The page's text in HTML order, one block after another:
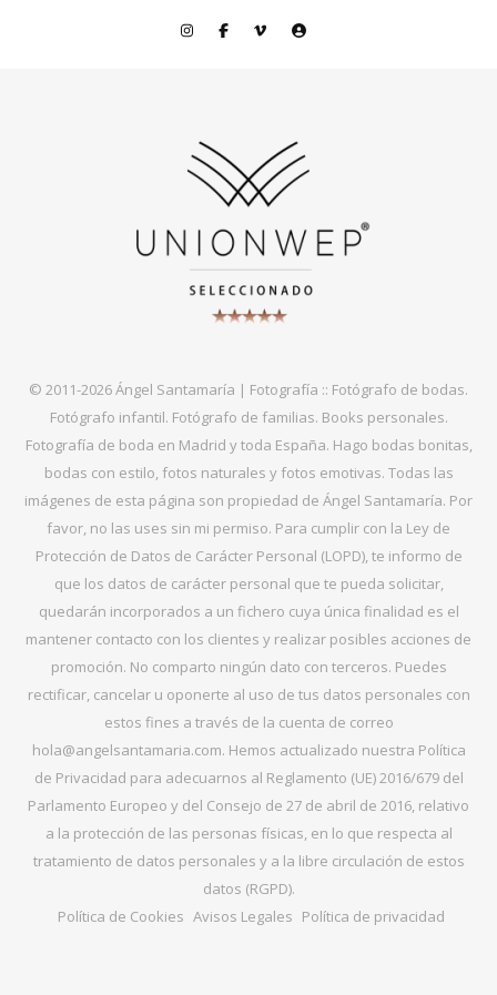
© 2011-2026 Ángel Santamaría | Fotografía :: Fotógrafo de bodas.
Fotógrafo infantil. Fotógrafo de familias. Books personales.
Fotografía de boda en Madrid y toda España. Hago bodas bonitas,
bodas con estilo, fotos naturales y fotos emotivas. Todas las
imágenes de esta página son propiedad de Ángel Santamaría. Por
favor, no las uses sin mi permiso. Para cumplir con la Ley de
Protección de Datos de Carácter Personal (LOPD), te informo de
que los datos de carácter personal que te pueda solicitar,
quedarán incorporados a un fichero cuya única finalidad es el
mantener contacto con los clientes y realizar posibles acciones de
promoción. No comparto ningún dato con terceros. Puedes
rectificar, cancelar u oponerte al uso de tus datos personales con
estos fines a través de la cuenta de correo
hola@angelsantamaria.com. Hemos actualizado nuestra Política
de Privacidad para adecuarnos al Reglamento (UE) 2016/679 del
Parlamento Europeo y del Consejo de 27 de abril de 2016, relativo
a la protección de las personas físicas, en lo que respecta al
tratamiento de datos personales y a la libre circulación de estos
datos (RGPD).
Política de Cookies Avisos Legales Política de privacidad